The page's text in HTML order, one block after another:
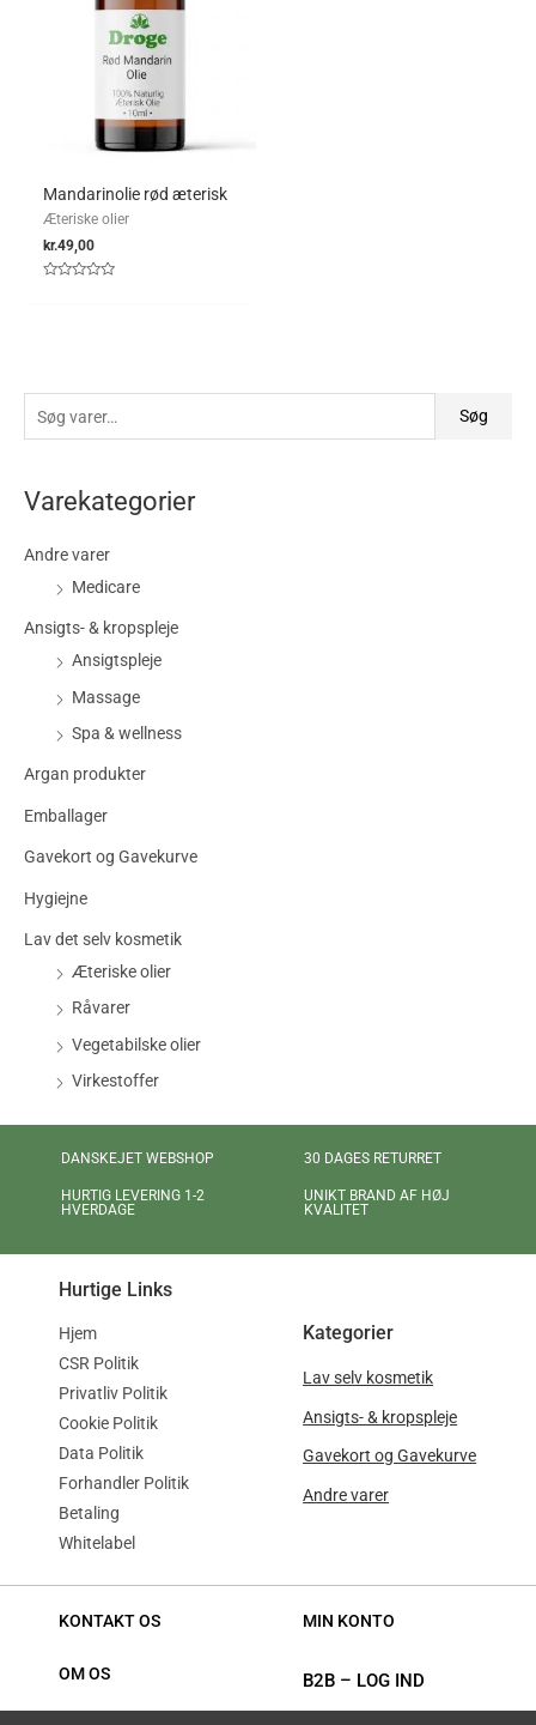
Søg
Varekategorier
Andre varer
Medicare
Ansigts- & kropspleje
Ansigtspleje
Massage
Spa & wellness
Argan produkter
Emballager
Gavekort og Gavekurve
Hygiejne
Lav det selv kosmetik
Æteriske olier
Råvarer
Vegetabilske olier
Virkestoffer
Mandarinolie rød æterisk
Æteriske olier
kr.49,00
DANSKEJET WEBSHOP
HURTIG LEVERING 1-2
HVERDAGE
30 DAGES RETURRET
UNIKT BRAND AF HØJ
KVALITET
Hurtige Links
Hjem
CSR Politik
Privatliv Politik
Cookie Politik
Data Politik
Forhandler Politik
Betaling
Whitelabel
Kategorier
Lav selv kosmetik
Ansigts- & kropspleje
Gavekort og Gavekurve
Andre varer
KONTAKT OS
OM OS
MIN KONTO
B2B – LOG IND